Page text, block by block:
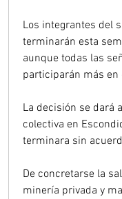
Los integrantes del
terminarán esta
aunque todas las
participarán más en
La decisión se dará
colectiva en
terminara sin
De concretarse la
minería privada y